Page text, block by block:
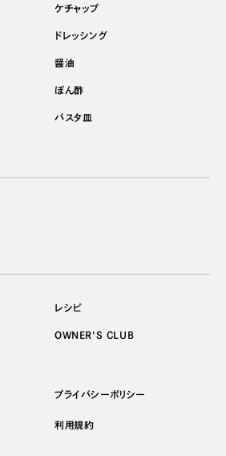
ケチャップ
ドレッシング
醤油
ぽん酢
パスタ皿
レシピ
OWNER'S CLUB
プライバシーポリシー
利用規約